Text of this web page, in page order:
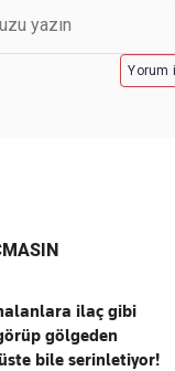
Yorum
ilaç gibi
gölgeden
bile serinletiyor!